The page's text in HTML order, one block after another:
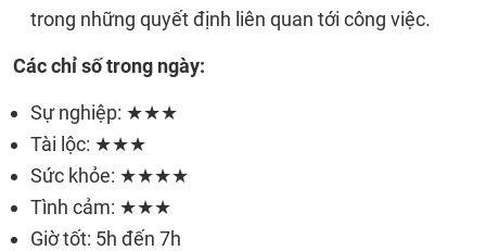
trong những quyết định liên quan tới công việc.
Các chỉ số trong ngày:
Sự nghiệp: ★★★
Tài lộc: ★★★
Sức khỏe: ★★★★
Tình cảm: ★★★
Giờ tốt: 5h đến 7h